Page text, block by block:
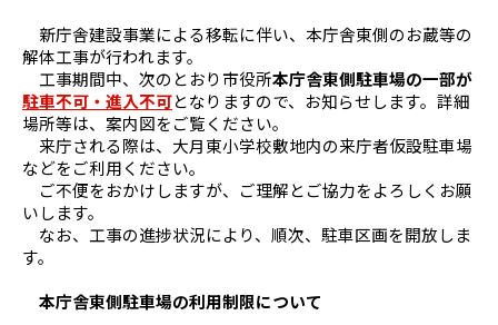
新庁舎建設事業による移転に伴い、本庁舎東側のお蔵等の
解体工事が行われます。
工事期間中、次のとおり市役所本庁舎東側駐車場の一部が
駐車不可・進入不可となりますので、お知らせします。詳細
場所等は、案内図をご覧ください。
来庁される際は、大月東小学校敷地内の来庁者仮設駐車場
などをご利用ください。
ご不便をおかけしますが、ご理解とご協力をよろしくお願
いします。
なお、工事の進捗状況により、順次、駐車区画を開放しま
す。
本庁舎東側駐車場の利用制限について